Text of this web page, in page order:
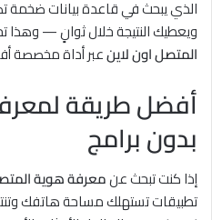
ويعطيك النتيجة خلال ثوانٍ — وهذا
المتصل اون لاينعبر أداة مخصصة
أفضل طريقة
بدون برامج
إذا كنت تبحث عنمعرفة هوية
تطبيقات تستهلك مساحة هاتفك